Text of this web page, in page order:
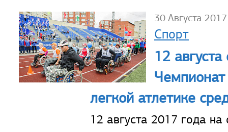
30 Августа 2017
Спорт
12 августа
легкой атлетике
12 августа 2017 года на